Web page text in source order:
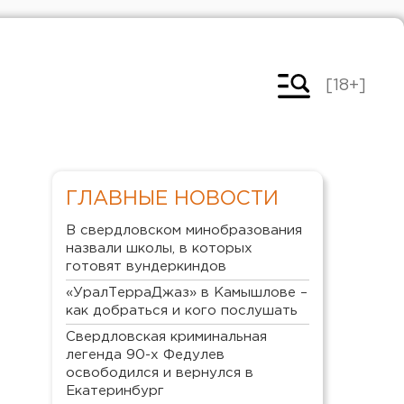
[18+]
ГЛАВНЫЕ НОВОСТИ
В свердловском минобразования
назвали школы, в которых
готовят вундеркиндов
«УралТерраДжаз» в Камышлове –
как добраться и кого послушать
Свердловская криминальная
легенда 90-х Федулев
освободился и вернулся в
Екатеринбург